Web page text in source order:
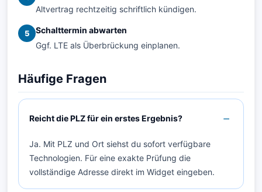
Altvertrag rechtzeitig schriftlich kündigen.
5
Schalttermin abwarten
Ggf. LTE als Überbrückung einplanen.
Häufige Fragen
Reicht die PLZ für ein erstes Ergebnis?
Ja. Mit PLZ und Ort siehst du sofort verfügbare
Technologien. Für eine exakte Prüfung die
vollständige Adresse direkt im Widget eingeben.